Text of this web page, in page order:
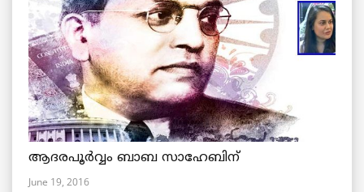
ആദരപൂര്‍വ്വം ബാബ സാഹേബിന്
June 19, 2016